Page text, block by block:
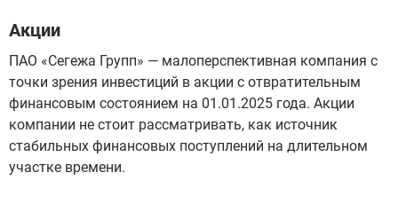
Акции
ПАО «Сегежа Групп» — малоперспективная компания с
точки зрения инвестиций в акции с отвратительным
финансовым состоянием на 01.01.2025 года. Акции
компании не стоит рассматривать, как источник
стабильных финансовых поступлений на длительном
участке времени.